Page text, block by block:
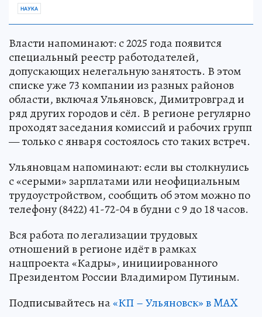
НАУКА
Власти напоминают: с 2025 года появится
специальный реестр работодателей,
допускающих нелегальную занятость. В этом
списке уже 73 компании из разных районов
области, включая Ульяновск, Димитровград и
ряд других городов и сёл. В регионе регулярно
проходят заседания комиссий и рабочих групп
— только с января состоялось сто таких встреч.
Ульяновцам напоминают: если вы столкнулись
с «серыми» зарплатами или неофициальным
трудоустройством, сообщить об этом можно по
телефону (8422) 41-72-04 в будни с 9 до 18 часов.
Вся работа по легализации трудовых
отношений в регионе идёт в рамках
нацпроекта «Кадры», инициированного
Президентом России Владимиром Путиным.
Подписывайтесь на«КП – Ульяновск» в MAX